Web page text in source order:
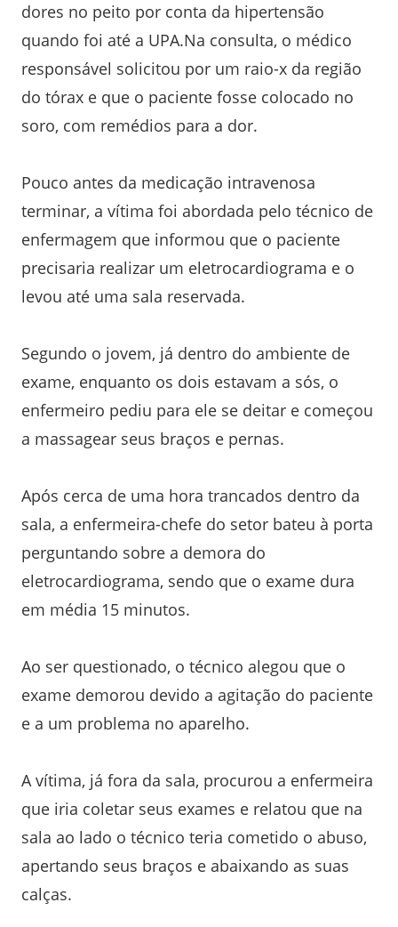
dores no peito por conta da hipertensão
quando foi até a UPA.Na consulta, o médico
responsável solicitou por um raio-x da região
do tórax e que o paciente fosse colocado no
soro, com remédios para a dor.
Pouco antes da medicação intravenosa
terminar, a vítima foi abordada pelo técnico de
enfermagem que informou que o paciente
precisaria realizar um eletrocardiograma e o
levou até uma sala reservada.
Segundo o jovem, já dentro do ambiente de
exame, enquanto os dois estavam a sós, o
enfermeiro pediu para ele se deitar e começou
a massagear seus braços e pernas.
Após cerca de uma hora trancados dentro da
sala, a enfermeira-chefe do setor bateu à porta
perguntando sobre a demora do
eletrocardiograma, sendo que o exame dura
em média 15 minutos.
Ao ser questionado, o técnico alegou que o
exame demorou devido a agitação do paciente
e a um problema no aparelho.
A vítima, já fora da sala, procurou a enfermeira
que iria coletar seus exames e relatou que na
sala ao lado o técnico teria cometido o abuso,
apertando seus braços e abaixando as suas
calças.